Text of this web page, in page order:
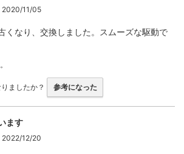
5
2020/11/05
くなり、交換しました。スムーズな駆動で
ましたか？ 参考になった
ます
4
2022/12/20